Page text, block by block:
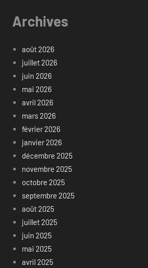
Archives
août 2026
juillet 2026
juin 2026
mai 2026
avril 2026
mars 2026
février 2026
janvier 2026
décembre 2025
novembre 2025
octobre 2025
septembre 2025
août 2025
juillet 2025
juin 2025
mai 2025
avril 2025